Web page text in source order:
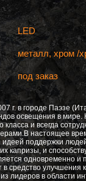
LED
металл, хром /
под заказ
г. в городе Паэзе
освещения в мире.
класса и всегда
настоящее
идеей поддержки
капризы, и
одновременно и
в средство улучшения
лидеров в области